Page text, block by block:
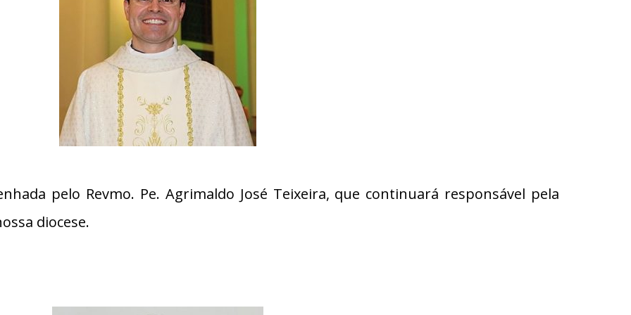
pelo Revmo. Pe. Agrimaldo José Teixeira, que continuará responsável pela
diocese.